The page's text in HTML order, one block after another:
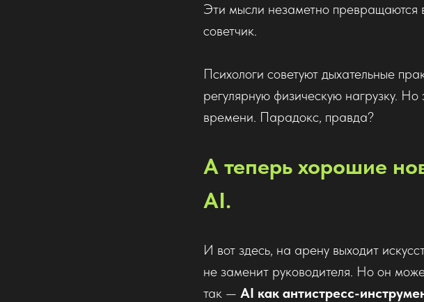
Эти мысли незаметно превращаются
советчик.
Психологи советуют дыхательные
регулярную физическую нагрузку. Но
времени. Парадокс, правда?
А теперь хорошие
AI.
И вот здесь, на арену выходит
не заменит руководителя. Но он
так — AI как антистресс-